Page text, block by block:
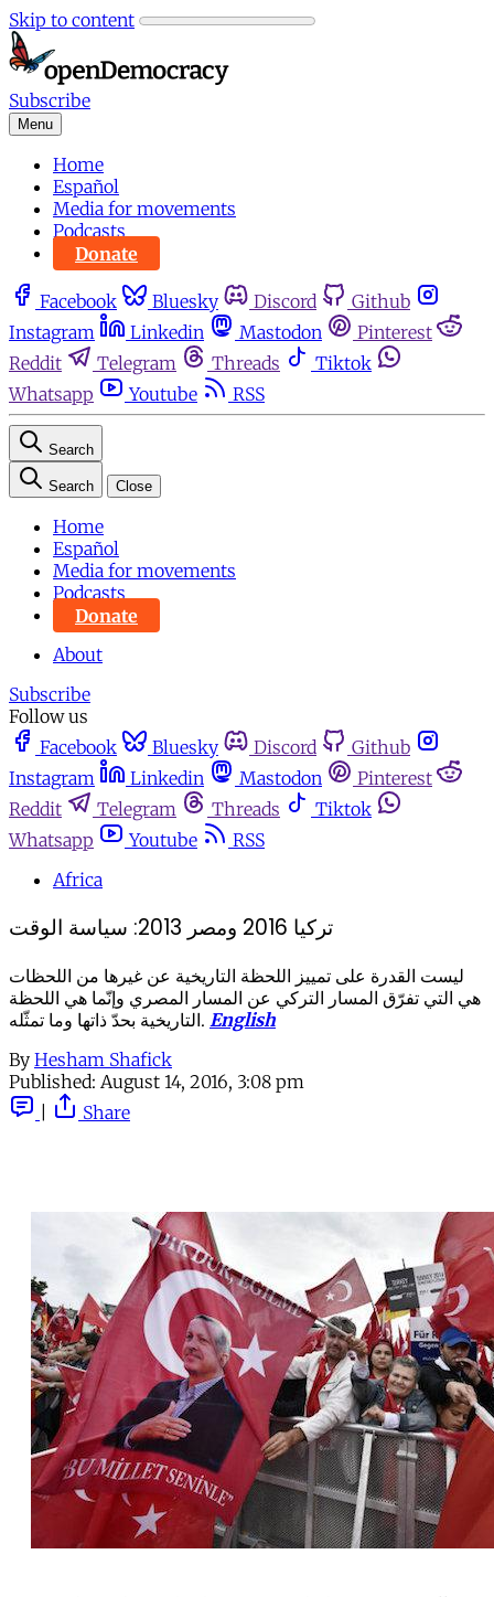
Skip to content
Subscribe
Menu
Home
Español
Media for movements
Podcasts
Donate
Facebook Bluesky Discord
Github
Instagram
Linkedin Mastodon
Pinterest
Reddit
Telegram Threads
Tiktok
Whatsapp
Youtube RSS
Search
Search Close
Home
Español
Media for movements
Podcasts
Donate
About
Subscribe
Follow us
Facebook
Bluesky Discord
Github
Instagram
Linkedin Mastodon
Pinterest
Reddit
Telegram Threads
Tiktok
Whatsapp
Youtube
RSS
Africa
تركيا 2016 ومصر 2013: سياسة الوقت
ليست القدرة على تمييز اللحظة التاريخية عن غيرها من اللحظات
هي التي تفرّق المسار التركي عن المسار المصري وإنّما هي اللحظة
التاريخية بحدّ ذاتها وما تمثّله. English
By Hesham Shafick
Published: August 14, 2016, 3:08 pm
Share